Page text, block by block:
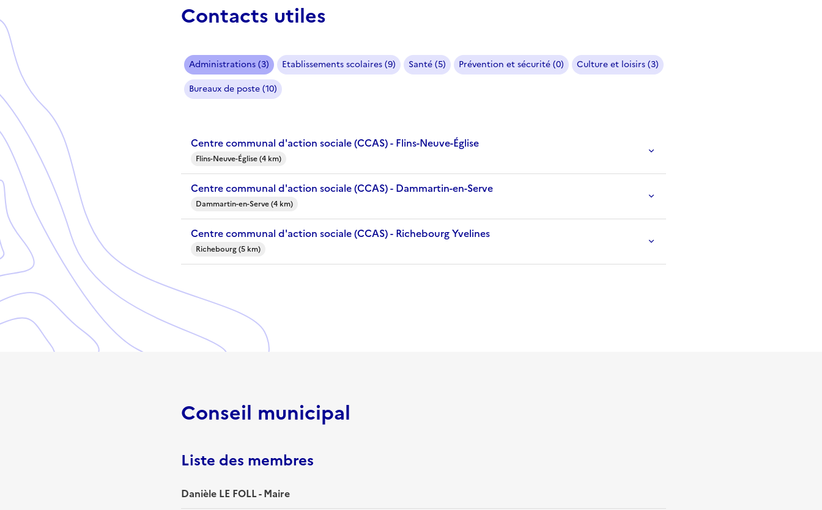
Contacts utiles
Administrations (3) Etablissements scolaires (9) Santé (5) Prévention et sécurité (0)
Culture et loisirs (3)
Bureaux de poste (10)
Centre communal d'action sociale (CCAS) - Flins-Neuve-Église
Flins-Neuve-Église (4 km)
Centre communal d'action sociale (CCAS) - Dammartin-en-Serve
Dammartin-en-Serve (4 km)
Centre communal d'action sociale (CCAS) - Richebourg Yvelines
Richebourg (5 km)
Conseil municipal
Liste des membres
Danièle LE FOLL - Maire